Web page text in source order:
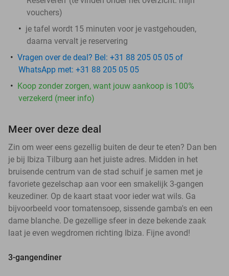
vouchers)
je tafel wordt 15 minuten voor je vastgehouden,
daarna vervalt je reservering
Vragen over de deal? Bel: +31 88 205 05 05 of
WhatsApp met: +31 88 205 05 05
Koop zonder zorgen, want jouw aankoop is 100%
verzekerd (meer info)
Meer over deze deal
Zin om weer eens gezellig buiten de deur te eten? Dan ben
je bij Ibiza Tilburg aan het juiste adres. Midden in het
bruisende centrum van de stad schuif je samen met je
favoriete gezelschap aan voor een smakelijk 3-gangen
keuzediner. Op de kaart staat voor ieder wat wils. Ga
bijvoorbeeld voor tomatensoep, sissende gamba's en een
dame blanche. De gezellige sfeer in deze bekende zaak
laat je even wegdromen richting Ibiza. Fijne avond!
3-gangendiner